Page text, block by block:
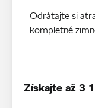
Odrátajte si
kompletné
Získajte až 3